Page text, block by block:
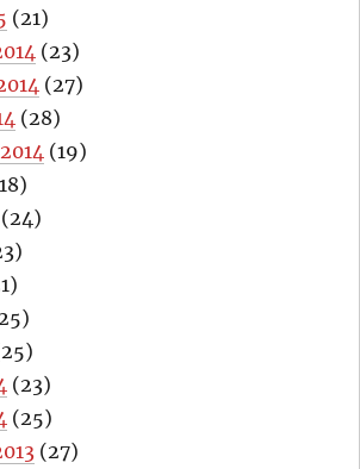
(21)
(23)
(27)
(28)
(19)
(24)
(23)
(25)
(27)